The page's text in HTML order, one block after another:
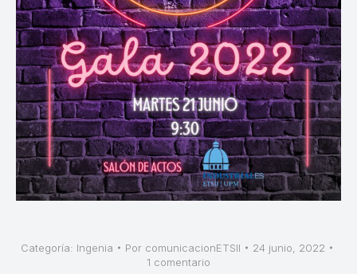
Categoría: Ingenia Por comunicacionETSII
24 junio, 2022
1 comentario